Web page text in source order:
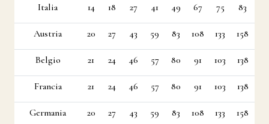
Italia 14 18 27 41 49 67 75 83
Austria 20 27 43 59 83 108 133 158
Belgio 21 24 46 57 80 91 103 138
Francia 21 24 46 57 80 91 103 138
Germania 20 27 43 59 83 108 133 158